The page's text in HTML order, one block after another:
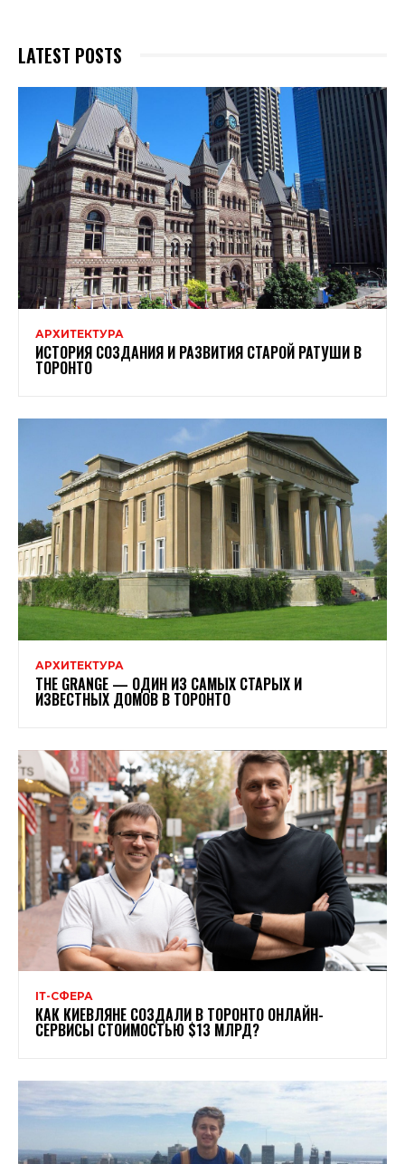
LATEST POSTS
АРХИТЕКТУРА
ИСТОРИЯ СОЗДАНИЯ И РАЗВИТИЯ СТАРОЙ РАТУШИ В
ТОРОНТО
АРХИТЕКТУРА
THE GRANGE — ОДИН ИЗ САМЫХ СТАРЫХ И
ИЗВЕСТНЫХ ДОМОВ В ТОРОНТО
ІТ-СФЕРА
КАК КИЕВЛЯНЕ СОЗДАЛИ В ТОРОНТО ОНЛАЙН-
СЕРВИСЫ СТОИМОСТЬЮ $13 МЛРД?